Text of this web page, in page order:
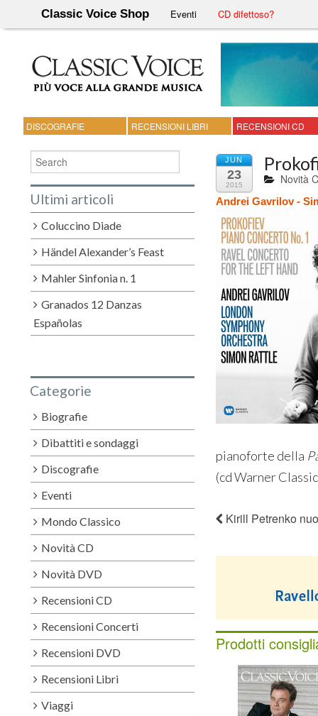
Classic Voice Shop Eventi CD difettoso?
DISCOGRAFIE RECENSIONI LIBRI RECENSIONI CD
JUN
23
2015 Novità
Andrei Gavrilov -
pianoforte della
(cd Warner
Kirill Petrenko
Prodotti
Ultimi articoli
Coluccino Diade
Händel Alexander’s Feast
Mahler Sinfonia n. 1
Granados 12 Danzas
Españolas
Categorie
Biografie
Dibattiti e sondaggi
Discografie
Eventi
Mondo Classico
Novità CD
Novità DVD
Recensioni CD
Recensioni Concerti
Recensioni DVD
Recensioni Libri
Viaggi